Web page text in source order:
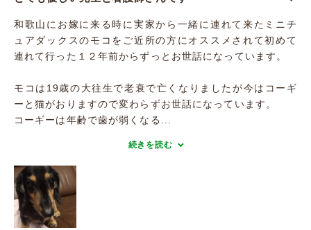
和歌山にお嫁に来る時に実家から一緒に連れて来たミニチ
ュアダックスのモコをご近所の方にオススメされて初めて
連れて行った１２年前からずっとお世話になっています。
モコは19歳の大往生で老衰で亡くなりましたが今はコーギ
ーと猫がおりますので変わらずお世話になっています。
コーギーは年齢で歯が弱くなる...
続きを読む